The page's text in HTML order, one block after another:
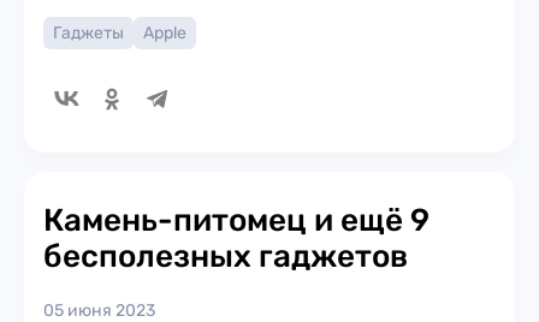
Гаджеты Apple
Камень-питомец и ещё 9
бесполезных гаджетов
05 июня 2023